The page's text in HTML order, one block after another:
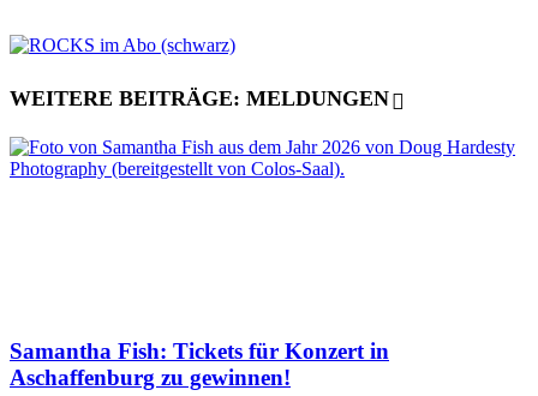
WEITERE BEITRÄGE: MELDUNGEN
Samantha Fish: Tickets für Konzert in
Aschaffenburg zu gewinnen!